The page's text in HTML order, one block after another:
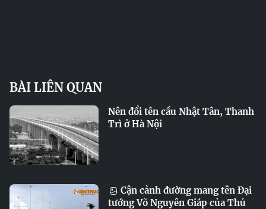
BÀI LIÊN QUAN
Nên đổi tên cầu Nhật Tân, Thanh
Trì ở Hà Nội
Cận cảnh đường mang tên Đại
tướng Võ Nguyên Giáp của Thủ